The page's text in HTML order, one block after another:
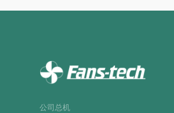
公司总机